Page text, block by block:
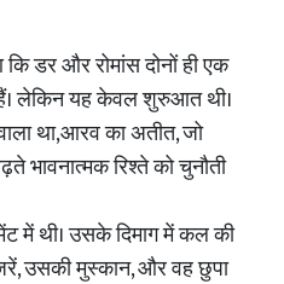
डर और रोमांस दोनों ही एक
लेकिन यह केवल शुरुआत थी।
था,आरव का अतीत, जो
भावनात्मक रिश्ते को चुनौती
में थी। उसके दिमाग में कल की
उसकी मुस्कान, और वह छुपा